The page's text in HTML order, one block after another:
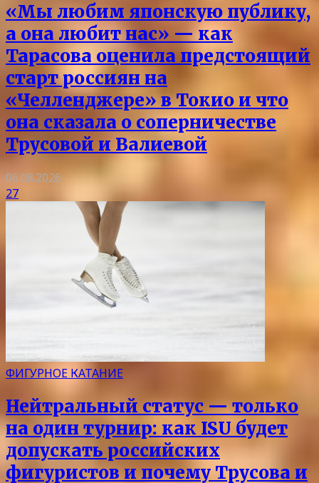
«Мы любим японскую публику,
а она любит нас» — как
Тарасова оценила предстоящий
старт россиян на
«Челленджере» в Токио и что
она сказала о соперничестве
Трусовой и Валиевой
06.08.2026
27
ФИГУРНОЕ КАТАНИЕ
Нейтральный статус — только
на один турнир: как ISU будет
допускать российских
фигуристов и почему Трусова и